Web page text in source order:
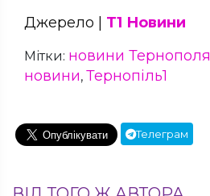
Джерело | Т1 Новини
Мітки: новини Тернополя
новини, Тернопіль1
Телеграм